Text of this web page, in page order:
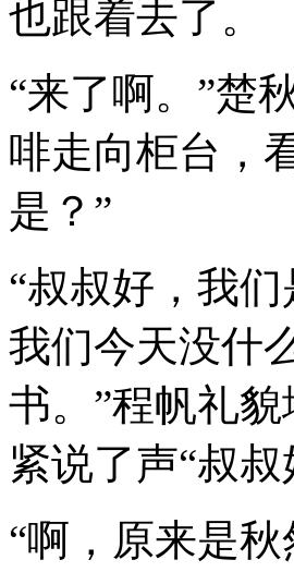
也跟着去了。
“来了啊。”楚
啡走向柜台，
是？”
“叔叔好，我
我们今天没什
书。”程帆礼
紧说了声“叔叔
“啊，原来是